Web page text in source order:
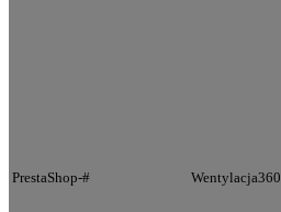
PrestaShop-# Wentylacja360